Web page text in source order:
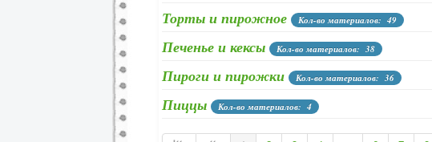
Торты и пирожное Кол-во материалов: 49
Печенье и кексы Кол-во материалов: 38
Пироги и пирожки Кол-во материалов: 36
Пиццы Кол-во материалов: 4